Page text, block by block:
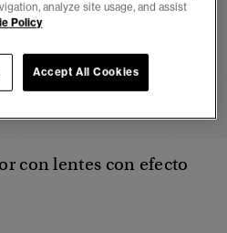
4 5 6 7
con lentes con efecto
analyze site usage, and assist
Policy
Accept All Cookies